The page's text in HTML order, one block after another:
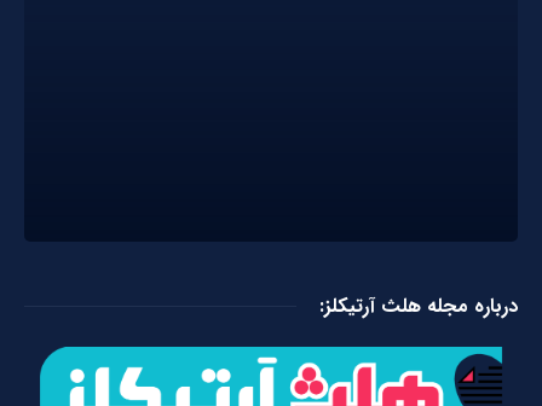
درباره مجله هلث آرتیکلز: